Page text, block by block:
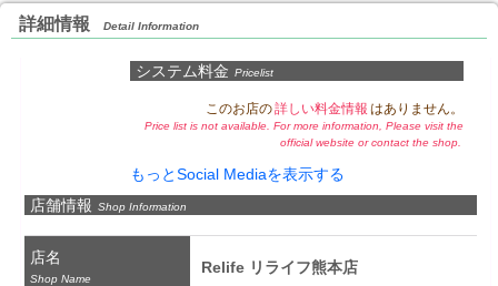
詳細情報 Detail Information
システム料金 Pricelist
このお店の詳しい料金情報 はありません。
Price list is not available. For more information, Please visit the
official website or contact the shop.
もっとSocial Mediaを表示する
店舗情報 Shop Information
店名
Shop Name
Relife リライフ熊本店